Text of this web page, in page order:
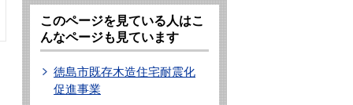
このページを見ている人はこ
んなページも見ています
徳島市既存木造住宅耐震化
促進事業